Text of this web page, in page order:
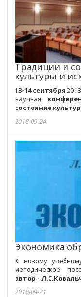
Традиции и
культуры и
13-14 сентября
научная
состояние
2018-09-24
Экономика
К новому
методическое
автор -
2018-09-21